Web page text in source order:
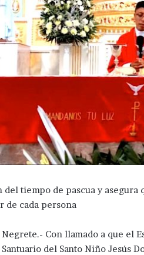
tiempo de pascua y asegura
de cada persona
Negrete.- Con llamado a que el
del Santo Niño Jesús